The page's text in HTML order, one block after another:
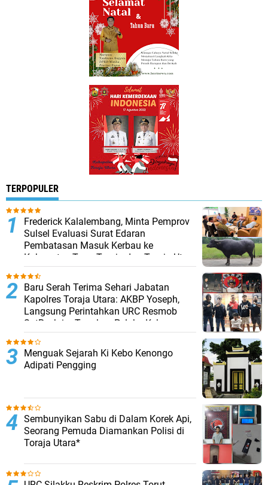
TERPOPULER
Frederick Kalalembang, Minta Pemprov
Sulsel Evaluasi Surat Edaran
Pembatasan Masuk Kerbau ke
Kabupaten Tana Toraja dan Toraja Utara
Baru Serah Terima Sehari Jabatan
Kapolres Toraja Utara: AKBP Yoseph,
Langsung Perintahkan URC Resmob
SatReskrim Tangkap Pelaku Kekerasan
Seksual Anak Di Bawah Umur
Menguak Sejarah Ki Kebo Kenongo
Adipati Pengging
Sembunyikan Sabu di Dalam Korek Api,
Seorang Pemuda Diamankan Polisi di
Toraja Utara*